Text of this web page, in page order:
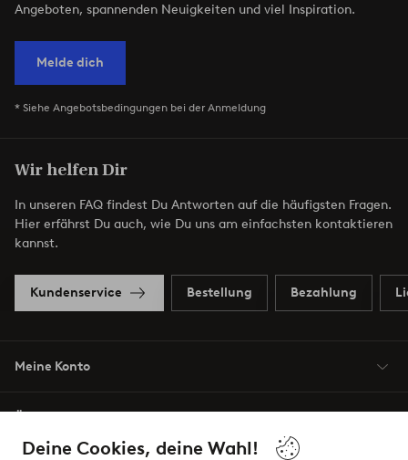
Deine Cookies, deine Wahl!
Angeboten, spannenden Neuigkeiten und viel Inspiration.
Melde dich
* Siehe Angebotsbedingungen bei der Anmeldung
Wir helfen Dir
In unseren FAQ findest Du Antworten auf die häufigsten Fragen.
Hier erfährst Du auch, wie Du uns am einfachsten kontaktieren
kannst.
Kundenservice Bestellung Bezahlung
Meine Konto